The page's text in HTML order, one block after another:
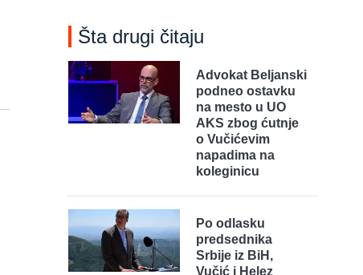
Šta drugi čitaju
Advokat Beljanski
podneo ostavku
na mesto u UO
AKS zbog ćutnje
o Vučićevim
napadima na
koleginicu
Po odlasku
predsednika
Srbije iz BiH,
Vučić i Helez